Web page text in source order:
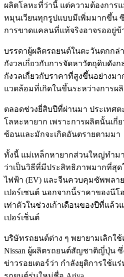
ผลิตโลหะที่ว่านี้ แต่ความต้องการ
หมุนเวียนทุกรูปแบบมีเพิ่มมากขึ้น
การขาดแคลนที่แท้จริงอาจรออยู่ข้
บรรดาผู้ผลิตรถยนต์ในตะวันตกกล่
กังวลเกี่ยวกับการจัดหาวัตถุดิบดัง
กังวลเกี่ยวกับราคาที่สูงขึ้นอย่างม
แวดล้อมที่เกิดในขึ้นระหว่างการผ
ตลอดช่วงยี่สิบปีที่ผ่านมา ประเทศ
โลหะหายาก เพราะการผลิตนั้นเกี่
ซ้อนและมักจะเกิดอันตรายตามมา
ทั้งนี้ แม่เหล็กหายากส่วนใหญ่ทำม
ว่าเป็นวิธีที่มีประสิทธิภาพมากที่สุ
ไฟฟ้า (EV) และจีนควบคุมซัพพลา
เปอร์เซนต์ นอกจากนี้ราคาของนีโ
เท่าตัวในช่วงเก้าเดือนของปีที่แล้ว
เปอร์เซ็นต์
บริษัทรถยนต์ต่าง ๆ พยายามเลิกใ
Nissan ผู้ผลิตรถยนต์สัญชาติญี่ปุ่น
ข่าวรอยเตอร์ว่า กำลังยุติการใช้แ